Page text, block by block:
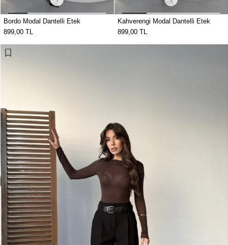
Bordo Modal Dantelli Etek
899,00 TL
Kahverengi Modal Dantelli Etek
899,00 TL